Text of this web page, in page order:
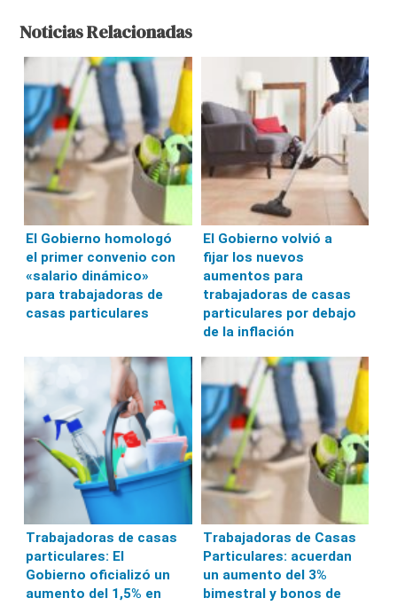
Noticias Relacionadas
El Gobierno homologó
el primer convenio con
«salario dinámico»
para trabajadoras de
casas particulares
El Gobierno volvió a
fijar los nuevos
aumentos para
trabajadoras de casas
particulares por debajo
de la inflación
Trabajadoras de casas
particulares: El
Gobierno oficializó un
aumento del 1,5% en
Trabajadoras de Casas
Particulares: acuerdan
un aumento del 3%
bimestral y bonos de